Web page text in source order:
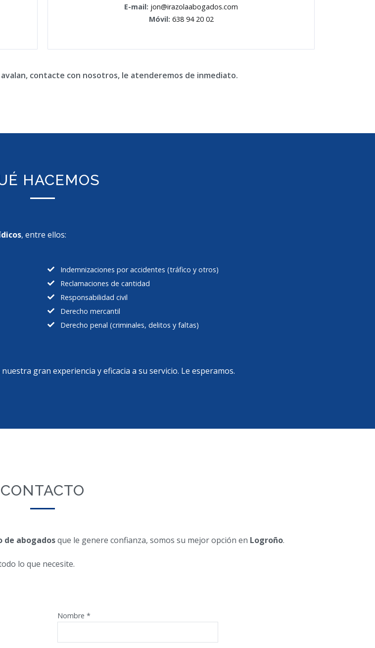
E-mail: jon@irazolaabogados.com
Móvil: 638 94 20 02
contacte con nosotros, le atenderemos de inmediato.
HACEMOS
, entre ellos:
Indemnizaciones por accidentes (tráfico y otros)
Reclamaciones de cantidad
Responsabilidad civil
Derecho mercantil
Derecho penal (criminales, delitos y faltas)
gran experiencia y eficacia a su servicio. Le esperamos.
CONTACTO
de abogadosque le genere confianza, somos su mejor opción en Logroño.
lo que necesite.
Nombre *